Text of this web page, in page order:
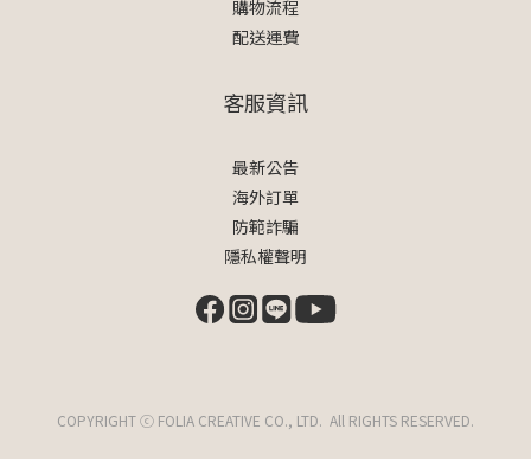
購物流程
配送運費
客服資訊
最新公告
海外訂單
防範詐騙
隱私權聲明
COPYRIGHT ⓒ FOLIA CREATIVE CO., LTD. All RIGHTS RESERVED.